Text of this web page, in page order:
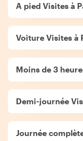
A pied Visites à
Voiture Visites à
Moins de 3
Demi-journée
Journée